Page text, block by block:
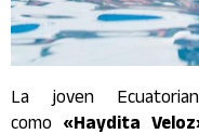
La joven
como «Haydita